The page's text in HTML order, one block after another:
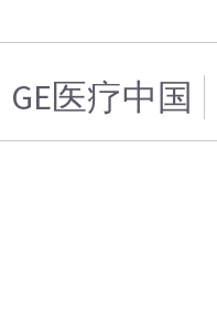
GE医疗中国